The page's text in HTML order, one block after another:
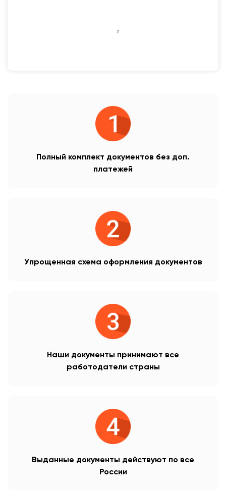
Полный комплект документов без доп.
платежей
Упрощенная схема оформления документов
Наши документы принимают все
работодатели страны
Выданные документы действуют по все
России